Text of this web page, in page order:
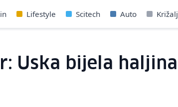
Lifestyle Scitech Auto
Uska bijela